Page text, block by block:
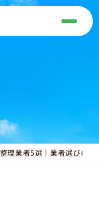
理業者5選｜業者選びのポ